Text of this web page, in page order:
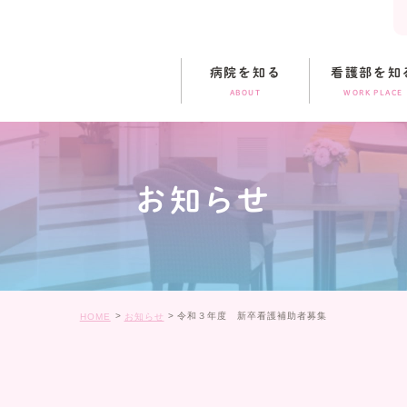
病院を知る
ABOUT
看護部を知
WORK PLACE
お知らせ
HOME お知らせ 令和３年度 新卒看護補助者募集